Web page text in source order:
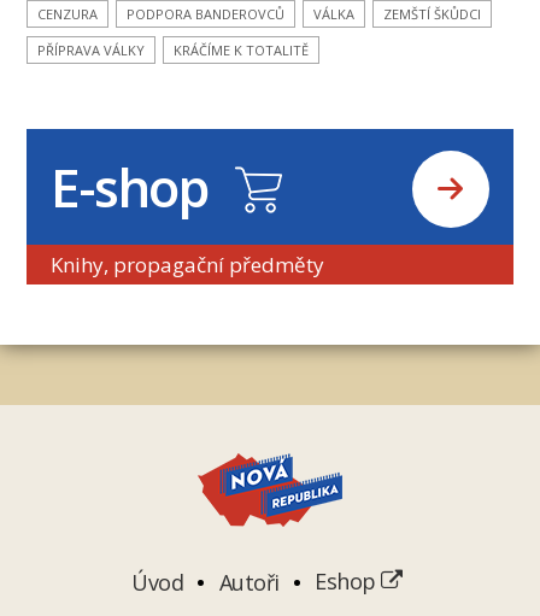
CENZURA
PODPORA BANDEROVCŮ VÁLKA
ZEMŠTÍ ŠKŮDCI
PŘÍPRAVA VÁLKY
KRÁČÍME K TOTALITĚ
E-shop
Knihy, propagační předměty
Úvod Autoři Eshop